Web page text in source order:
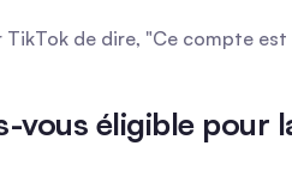
de dire, "Ce compte
vous éligible pour